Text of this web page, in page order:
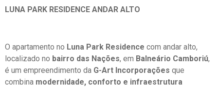
LUNA PARK RESIDENCE ANDAR ALTO
O apartamento no Luna Park Residence com andar alto,
localizado no bairro das Nações, em Balneário Camboriú,
é um empreendimento da G-Art Incorporações que
combina modernidade, conforto e infraestrutura